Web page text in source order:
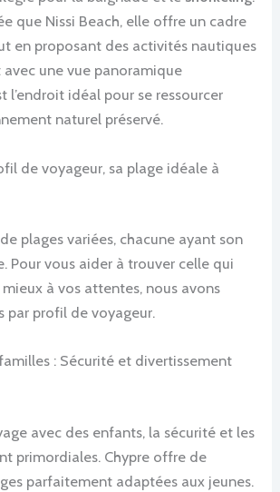
que Nissi Beach, elle offre un cadre
en proposant des activités nautiques
une vue panoramique
l’endroit idéal pour se ressourcer
naturel préservé.
de voyageur, sa plage idéale à
plages variées, chacune ayant son
Pour vous aider à trouver celle qui
à vos attentes, nous avons
par profil de voyageur.
: Sécurité et divertissement
avec des enfants, la sécurité et les
primordiales. Chypre offre de
parfaitement adaptées aux jeunes.